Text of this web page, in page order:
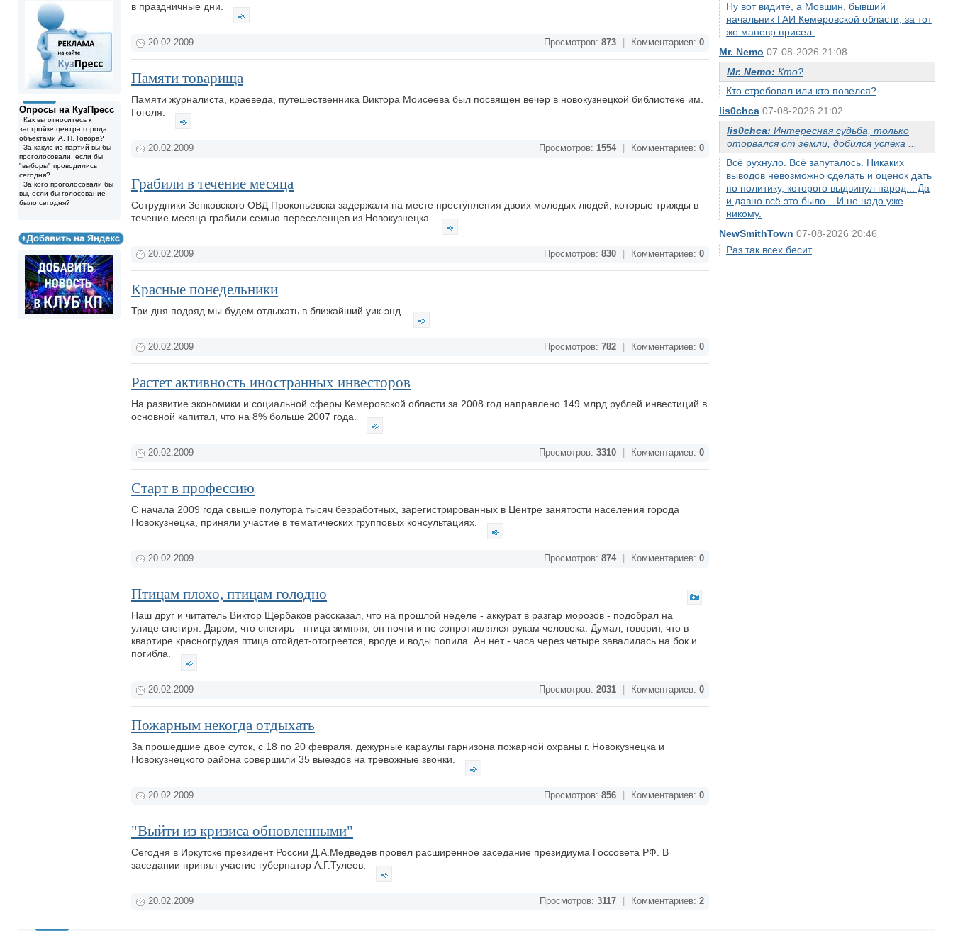
Ну вот видите, а Мовшин, бывший
начальник ГАИ Кемеровской области, за тот
же маневр присел.
Mr. Nemo 07-08-2026 21:08
Mr. Nemo: Кто?
Кто стребовал или кто повелся?
lis0chca 07-08-2026 21:02
lis0chca: Интересная судьба, только
оторвался от земли, добился успеха ...
Всё рухнуло. Всё запуталось. Никаких
выводов невозможно сделать и оценок дать
по политику, которого выдвинул народ... Да
и давно всё это было... И не надо уже
никому.
NewSmithTown 07-08-2026 20:46
Раз так всех бесит
Опросы на КузПресс
Как вы относитесь к
застройке центра города
объектами А. Н. Говора?
За какую из партий вы бы
проголосовали, если бы
"выборы" проводились
сегодня?
За кого проголосовали бы
вы, если бы голосование
было сегодня?
в праздничные дни.
20.02.2009 Просмотров: 873 Комментариев: 0
Памяти товарища
Памяти журналиста, краеведа, путешественника Виктора Моисеева был посвящен вечер в новокузнецкой библиотеке им.
Гоголя.
20.02.2009 Просмотров: 1554 Комментариев: 0
Грабили в течение месяца
Сотрудники Зенковского ОВД Прокопьевска задержали на месте преступления двоих молодых людей, которые трижды в
течение месяца грабили семью переселенцев из Новокузнецка.
20.02.2009 Просмотров: 830 Комментариев: 0
Красные понедельники
Три дня подряд мы будем отдыхать в ближайший уик-энд.
20.02.2009 Просмотров: 782 Комментариев: 0
Растет активность иностранных инвесторов
На развитие экономики и социальной сферы Кемеровской области за 2008 год направлено 149 млрд рублей инвестиций в
основной капитал, что на 8% больше 2007 года.
20.02.2009 Просмотров: 3310 Комментариев: 0
Старт в профессию
С начала 2009 года свыше полутора тысяч безработных, зарегистрированных в Центре занятости населения города
Новокузнецка, приняли участие в тематических групповых консультациях.
20.02.2009 Просмотров: 874 Комментариев: 0
Птицам плохо, птицам голодно
Наш друг и читатель Виктор Щербаков рассказал, что на прошлой неделе - аккурат в разгар морозов - подобрал на
улице снегиря. Даром, что снегирь - птица зимняя, он почти и не сопротивлялся рукам человека. Думал, говорит, что в
квартире красногрудая птица отойдет-отогреется, вроде и воды попила. Ан нет - часа через четыре завалилась на бок и
погибла.
20.02.2009 Просмотров: 2031 Комментариев: 0
Пожарным некогда отдыхать
За прошедшие двое суток, с 18 по 20 февраля, дежурные караулы гарнизона пожарной охраны г. Новокузнецка и
Новокузнецкого района совершили 35 выездов на тревожные звонки.
20.02.2009 Просмотров: 856 Комментариев: 0
"Выйти из кризиса обновленными"
Сегодня в Иркутске президент России Д.А.Медведев провел расширенное заседание президиума Госсовета РФ. В
заседании принял участие губернатор А.Г.Тулеев.
20.02.2009 Просмотров: 3117 Комментариев: 2